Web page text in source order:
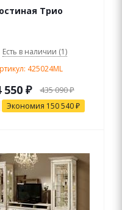
Трио
Есть в наличии (1)
425024ML
550₽ 435 090₽
Экономия 150 540₽